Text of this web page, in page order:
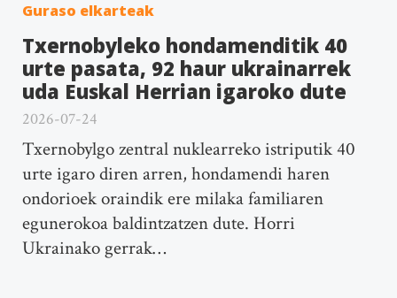
Guraso elkarteak
Txernobyleko hondamenditik 40
urte pasata, 92 haur ukrainarrek
uda Euskal Herrian igaroko dute
2026-07-24
Txernobylgo zentral nuklearreko istriputik 40
urte igaro diren arren, hondamendi haren
ondorioek oraindik ere milaka familiaren
egunerokoa baldintzatzen dute. Horri
Ukrainako gerrak…